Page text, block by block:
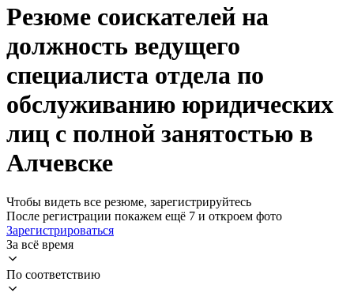
Резюме соискателей на
должность ведущего
специалиста отдела по
обслуживанию юридических
лиц с полной занятостью в
Алчевске
Чтобы видеть все резюме, зарегистрируйтесь
После регистрации покажем ещё 7 и откроем фото
Зарегистрироваться
За всё время
По соответствию